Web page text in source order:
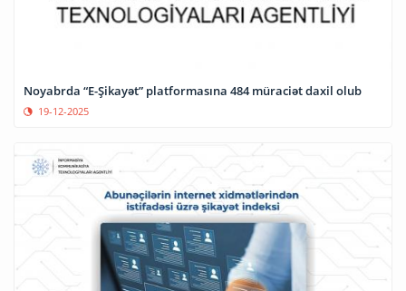
Noyabrda “E-Şikayət” platformasına 484 müraciət daxil olub
19-12-2025